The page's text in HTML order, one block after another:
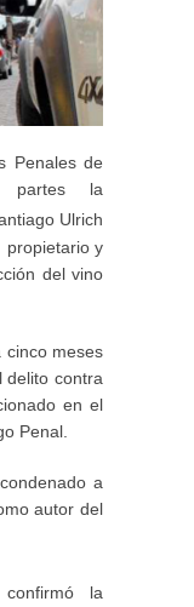
Penales de
partes la
Ulrich
y
del vino
cinco meses
delito contra
en el
Penal.
a
autor del
la